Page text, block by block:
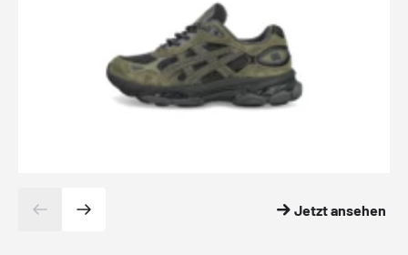
Jetzt ansehen